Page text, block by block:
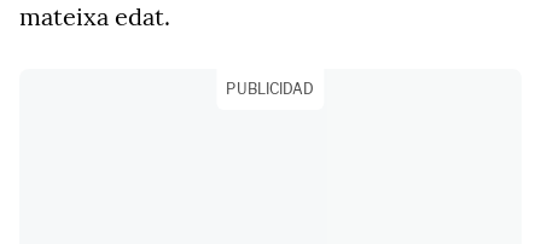
mateixa edat.
PUBLICIDAD